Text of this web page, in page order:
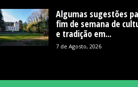
Algumas sugestões
fim de semana de
e tradição em...
7 de Agosto, 2026